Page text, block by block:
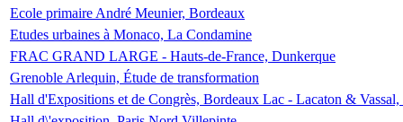
Ecole primaire André Meunier, Bordeaux
Etudes urbaines à Monaco, La Condamine
FRAC GRAND LARGE - Hauts-de-France, Dunkerque
Grenoble Arlequin, Étude de transformation
Hall d'Expositions et de Congrès, Bordeaux Lac - Lacaton &